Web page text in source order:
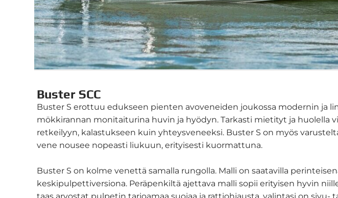
Buster SCC
Buster S erottuu edukseen pienten avoveneiden joukossa modernin ja
mökkirannan monitaiturina huvin ja hyödyn. Tarkasti mietityt ja
retkeilyyn, kalastukseen kuin yhteysveneeksi. Buster S on myös
vene nousee nopeasti liukuun, erityisesti kuormattuna.
Buster S on kolme venettä samalla rungolla. Malli on saatavilla
keskipulpettiversiona. Peräpenkiltä ajettava malli sopii erityisen hyvin